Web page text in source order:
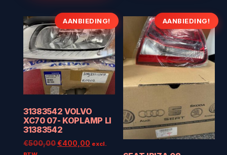
AANBIEDING!
31383542 VOLVO
XC70 07- KOPLAMP LI
31383542
€500,00Oorspronkelijke
€400,00 Huidige
excl.
AANBIEDING!